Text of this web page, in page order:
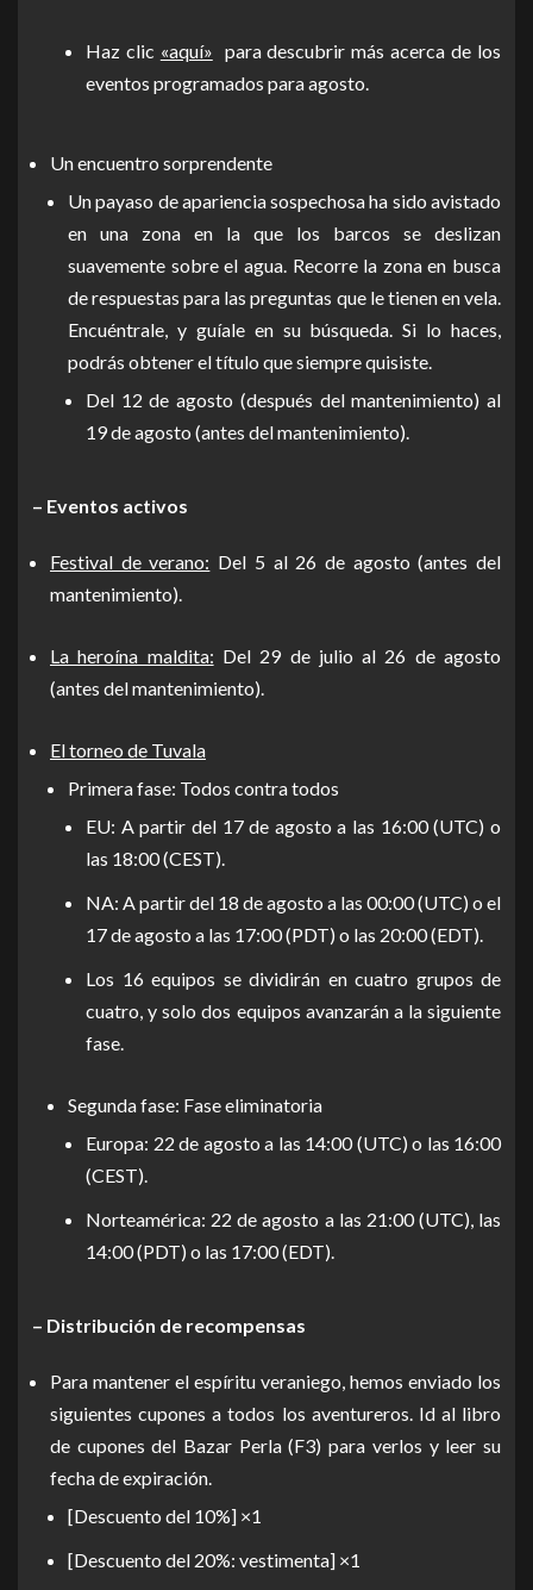
Haz clic «aquí» para descubrir más acerca de los
eventos programados para agosto.
Un encuentro sorprendente
Un payaso de apariencia sospechosa ha sido avistado
en una zona en la que los barcos se deslizan
suavemente sobre el agua. Recorre la zona en busca
de respuestas para las preguntas que le tienen en vela.
Encuéntrale, y guíale en su búsqueda. Si lo haces,
podrás obtener el título que siempre quisiste.
Del 12 de agosto (después del mantenimiento) al
19 de agosto (antes del mantenimiento).
– Eventos activos
Festival de verano: Del 5 al 26 de agosto (antes del
mantenimiento).
La heroína maldita: Del 29 de julio al 26 de agosto
(antes del mantenimiento).
El torneo de Tuvala
Primera fase: Todos contra todos
EU: A partir del 17 de agosto a las 16:00 (UTC) o
las 18:00 (CEST).
NA: A partir del 18 de agosto a las 00:00 (UTC) o el
17 de agosto a las 17:00 (PDT) o las 20:00 (EDT).
Los 16 equipos se dividirán en cuatro grupos de
cuatro, y solo dos equipos avanzarán a la siguiente
fase.
Segunda fase: Fase eliminatoria
Europa: 22 de agosto a las 14:00 (UTC) o las 16:00
(CEST).
Norteamérica: 22 de agosto a las 21:00 (UTC), las
14:00 (PDT) o las 17:00 (EDT).
– Distribución de recompensas
Para mantener el espíritu veraniego, hemos enviado los
siguientes cupones a todos los aventureros. Id al libro
de cupones del Bazar Perla (F3) para verlos y leer su
fecha de expiración.
[Descuento del 10%] ×1
[Descuento del 20%: vestimenta] ×1